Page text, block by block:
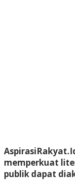
memperkuat
publik dapat